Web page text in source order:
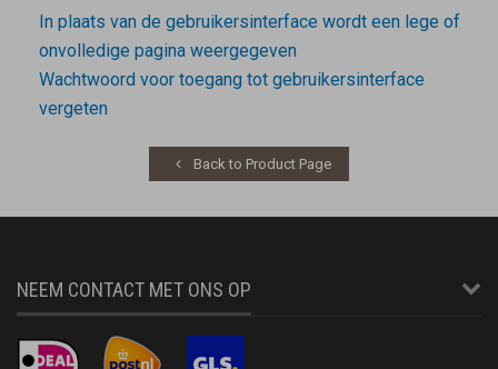
In plaats van de gebruikersinterface wordt een lege of
onvolledige pagina weergegeven
Wachtwoord voor toegang tot gebruikersinterface
vergeten
Back to Product Page
NEEM CONTACT MET ONS OP